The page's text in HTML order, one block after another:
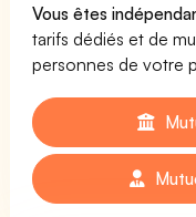
Vous êtes
tarifs dédiés et de
personnes de votre